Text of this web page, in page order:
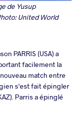
de Yusup
United World
PARRIS (USA) a
facilement la
match entre
s'est fait épingler
Parris a épinglé